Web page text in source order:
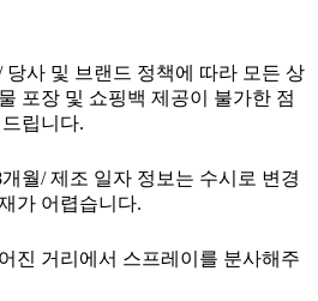
당사 및 브랜드 정책에 따라 모든 상
포장 및 쇼핑백 제공이 불가한 점
립니다.
월/ 제조 일자 정보는 수시로 변경
가 어렵습니다.
진 거리에서 스프레이를 분사해주